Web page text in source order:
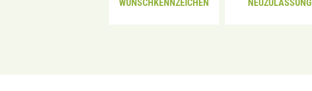
WUNSCHKENNZEICHEN NEUZULASSUNG